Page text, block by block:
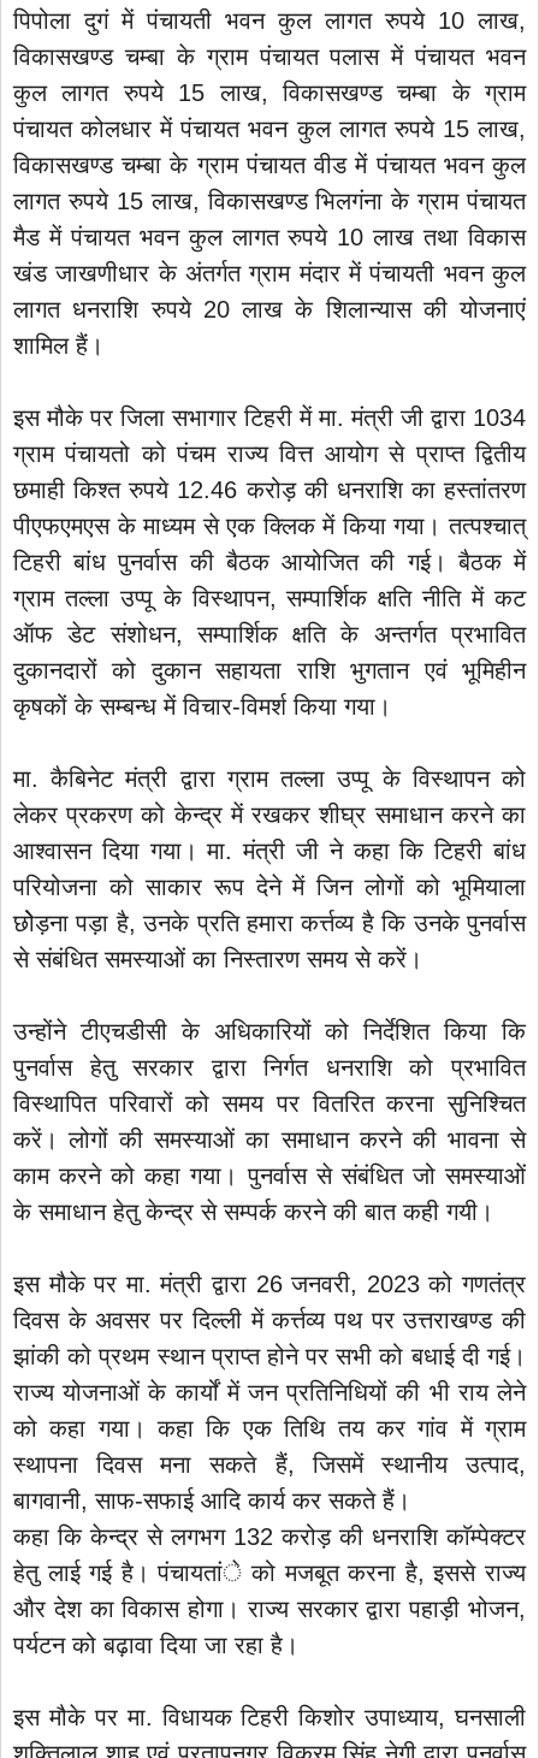
पिपोला दुगं में पंचायती भवन कुल लागत रुपये 10 लाख,
विकासखण्ड चम्बा के ग्राम पंचायत पलास में पंचायत भवन
कुल लागत रुपये 15 लाख, विकासखण्ड चम्बा के ग्राम
पंचायत कोलधार में पंचायत भवन कुल लागत रुपये 15 लाख,
विकासखण्ड चम्बा के ग्राम पंचायत वीड में पंचायत भवन कुल
लागत रुपये 15 लाख, विकासखण्ड भिलगंना के ग्राम पंचायत
मैड में पंचायत भवन कुल लागत रुपये 10 लाख तथा विकास
खंड जाखणीधार के अंतर्गत ग्राम मंदार में पंचायती भवन कुल
लागत धनराशि रुपये 20 लाख के शिलान्यास की योजनाएं
शामिल हैं।
इस मौके पर जिला सभागार टिहरी में मा. मंत्री जी द्वारा 1034
ग्राम पंचायतो को पंचम राज्य वित्त आयोग से प्राप्त द्वितीय
छमाही किश्त रुपये 12.46 करोड़ की धनराशि का हस्तांतरण
पीएफएमएस के माध्यम से एक क्लिक में किया गया। तत्पश्चात्
टिहरी बांध पुनर्वास की बैठक आयोजित की गई। बैठक में
ग्राम तल्ला उप्पू के विस्थापन, सम्पार्शिक क्षति नीति में कट
ऑफ डेट संशोधन, सम्पार्शिक क्षति के अन्तर्गत प्रभावित
दुकानदारों को दुकान सहायता राशि भुगतान एवं भूमिहीन
कृषकों के सम्बन्ध में विचार-विमर्श किया गया।
मा. कैबिनेट मंत्री द्वारा ग्राम तल्ला उप्पू के विस्थापन को
लेकर प्रकरण को केन्द्र में रखकर शीघ्र समाधान करने का
आश्वासन दिया गया। मा. मंत्री जी ने कहा कि टिहरी बांध
परियोजना को साकार रूप देने में जिन लोगों को भूमियाला
छोेड़ना पड़ा है, उनके प्रति हमारा कर्त्तव्य है कि उनके पुनर्वास
से संबंधित समस्याओं का निस्तारण समय से करें।
उन्होंने टीएचडीसी के अधिकारियों को निर्देशित किया कि
पुनर्वास हेतु सरकार द्वारा निर्गत धनराशि को प्रभावित
विस्थापित परिवारों को समय पर वितरित करना सुनिश्चित
करें। लोगों की समस्याओं का समाधान करने की भावना से
काम करने को कहा गया। पुनर्वास से संबंधित जो समस्याओं
के समाधान हेतु केन्द्र से सम्पर्क करने की बात कही गयी।
इस मौके पर मा. मंत्री द्वारा 26 जनवरी, 2023 को गणतंत्र
दिवस के अवसर पर दिल्ली में कर्त्तव्य पथ पर उत्तराखण्ड की
झांकी को प्रथम स्थान प्राप्त होने पर सभी को बधाई दी गई।
राज्य योजनाओं के कार्यों में जन प्रतिनिधियों की भी राय लेने
को कहा गया। कहा कि एक तिथि तय कर गांव में ग्राम
स्थापना दिवस मना सकते हैं, जिसमें स्थानीय उत्पाद,
बागवानी, साफ-सफाई आदि कार्य कर सकते हैं।
कहा कि केन्द्र से लगभग 132 करोड़ की धनराशि काॅम्पेक्टर
हेतु लाई गई है। पंचायतांे को मजबूत करना है, इससे राज्य
और देश का विकास होगा। राज्य सरकार द्वारा पहाड़ी भोजन,
पर्यटन को बढ़ावा दिया जा रहा है।
इस मौके पर मा. विधायक टिहरी किशोर उपाध्याय, घनसाली